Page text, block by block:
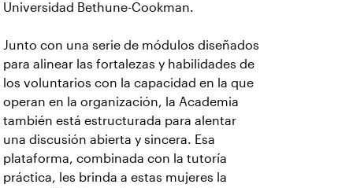
Universidad Bethune-Cookman.
Junto con una serie de módulos diseñados
para alinear las fortalezas y habilidades de
los voluntarios con la capacidad en la que
operan en la organización, la Academia
también está estructurada para alentar
una discusión abierta y sincera. Esa
plataforma, combinada con la tutoría
práctica, les brinda a estas mujeres la